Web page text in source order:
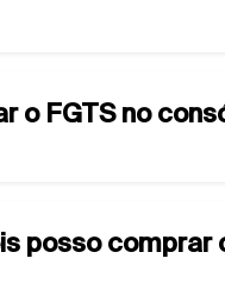
o FGTS no
posso